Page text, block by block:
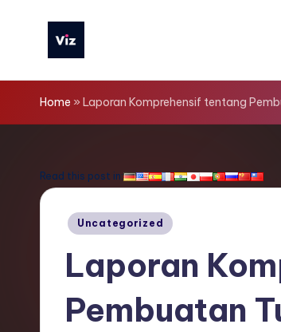
V
iz
o
Home » Laporan Komprehensif tentang
Read this post in:
Posted
Uncategorized
Laporan
Pembuatan